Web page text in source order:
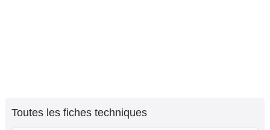
Toutes les fiches techniques